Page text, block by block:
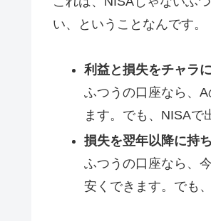
い、ということなんです。
利益と損失をチャラ
ふつうの口座なら、
ます。でも、NISAで
損失を翌年以降に持
ふつうの口座なら、
安くできます。でも